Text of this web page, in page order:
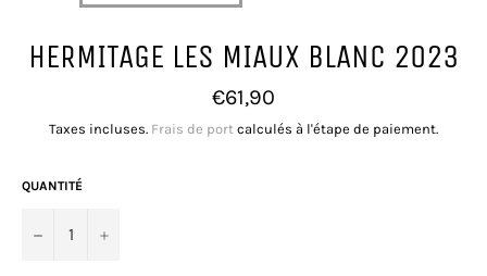
HERMITAGE LES MIAUX BLANC 2023
Prix
régulier
€61,90
Taxes incluses. Frais de port calculés à l'étape de paiement.
QUANTITÉ
− +